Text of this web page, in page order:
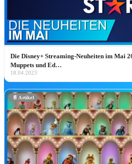
🇨🇳 Shanghai
🇭🇰 Hong
🇦🇪
★ NUR BEI
🎟️ Tickets &
Die Disney+ Streaming-Neuheiten im Mai
Muppets und Ed…
18.04.2023
📄 Artikel